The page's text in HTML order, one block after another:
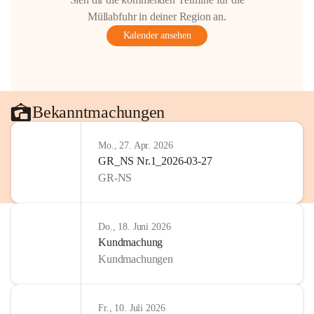
Müllabfuhr in deiner Region an.
Kalender ansehen
Bekanntmachungen
Mo., 27. Apr. 2026
GR_NS Nr.1_2026-03-27
GR-NS
Do., 18. Juni 2026
Kundmachung
Kundmachungen
Fr., 10. Juli 2026